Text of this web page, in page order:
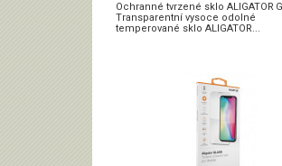
Ochranné tvrzené sklo ALIGATOR
Transparentní vysoce odolné
temperované sklo ALIGATOR...